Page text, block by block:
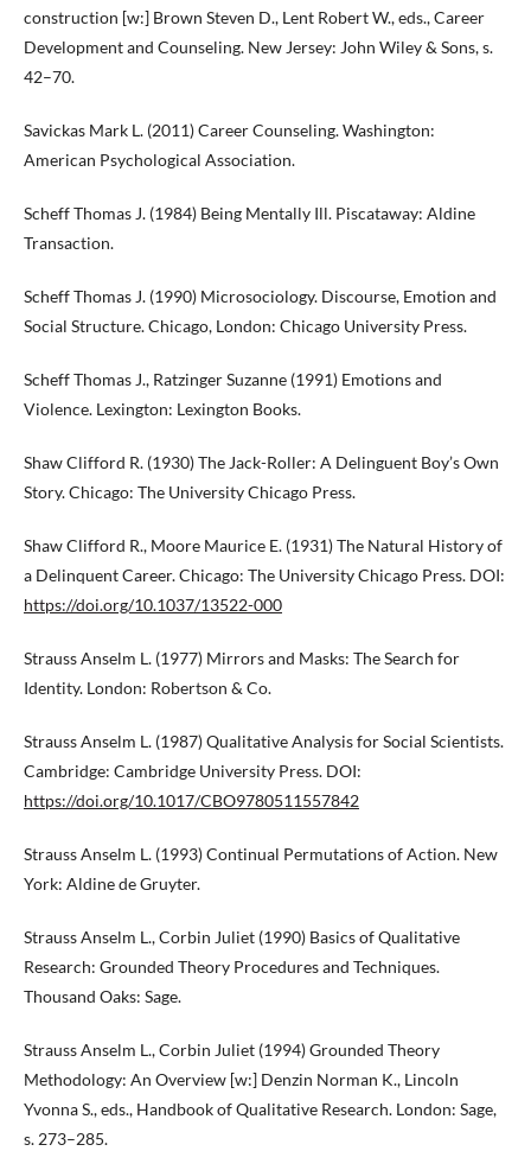
construction [w:] Brown Steven D., Lent Robert W., eds., Career
Development and Counseling. New Jersey: John Wiley & Sons, s.
42–70.
Savickas Mark L. (2011) Career Counseling. Washington:
American Psychological Association.
Scheff Thomas J. (1984) Being Mentally Ill. Piscataway: Aldine
Transaction.
Scheff Thomas J. (1990) Microsociology. Discourse, Emotion and
Social Structure. Chicago, London: Chicago University Press.
Scheff Thomas J., Ratzinger Suzanne (1991) Emotions and
Violence. Lexington: Lexington Books.
Shaw Clifford R. (1930) The Jack-Roller: A Delinguent Boy’s Own
Story. Chicago: The University Chicago Press.
Shaw Clifford R., Moore Maurice E. (1931) The Natural History of
a Delinquent Career. Chicago: The University Chicago Press. DOI:
https://doi.org/10.1037/13522-000
Strauss Anselm L. (1977) Mirrors and Masks: The Search for
Identity. London: Robertson & Co.
Strauss Anselm L. (1987) Qualitative Analysis for Social Scientists.
Cambridge: Cambridge University Press. DOI:
https://doi.org/10.1017/CBO9780511557842
Strauss Anselm L. (1993) Continual Permutations of Action. New
York: Aldine de Gruyter.
Strauss Anselm L., Corbin Juliet (1990) Basics of Qualitative
Research: Grounded Theory Procedures and Techniques.
Thousand Oaks: Sage.
Strauss Anselm L., Corbin Juliet (1994) Grounded Theory
Methodology: An Overview [w:] Denzin Norman K., Lincoln
Yvonna S., eds., Handbook of Qualitative Research. London: Sage,
s. 273–285.